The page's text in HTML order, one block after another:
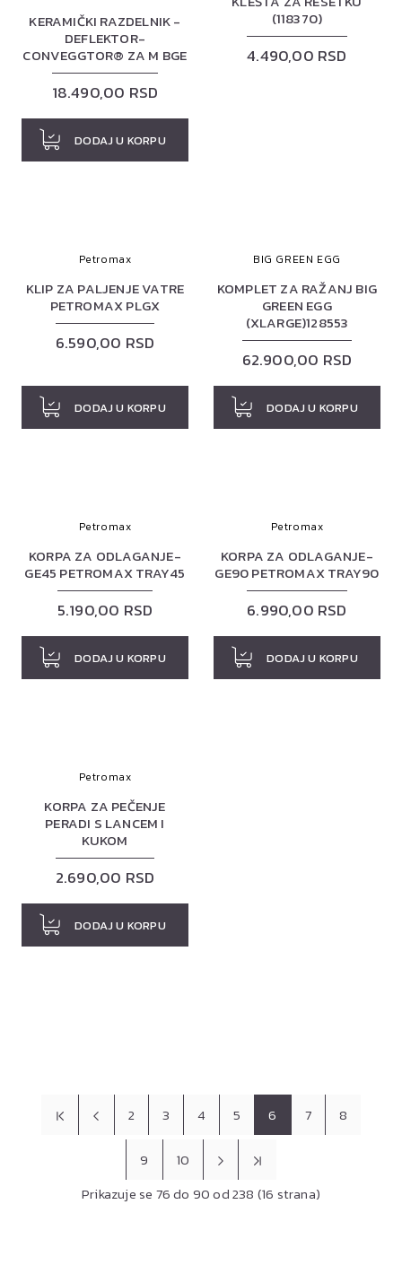
KERAMIČKI RAZDELNIK -
DEFLEKTOR-
CONVEGGTOR® ZA M BGE
18.490,00 RSD
DODAJ U KORPU
(118370)
4.490,00 RSD
Petromax
KLIP ZA PALJENJE VATRE
PETROMAX PLGX
6.590,00 RSD
DODAJ U KORPU
BIG GREEN EGG
KOMPLET ZA RAŽANJ BIG
GREEN EGG
(XLARGE)128553
62.900,00 RSD
DODAJ U KORPU
Petromax
KORPA ZA ODLAGANJE-
GE45 PETROMAX TRAY45
5.190,00 RSD
DODAJ U KORPU
Petromax
KORPA ZA ODLAGANJE-
GE90 PETROMAX TRAY90
6.990,00 RSD
DODAJ U KORPU
Petromax
KORPA ZA PEČENJE
PERADI S LANCEM I
KUKOM
2.690,00 RSD
DODAJ U KORPU
2 3 4 5 6 7 8
9
10
Prikazuje se 76 do 90 od 238 (16 strana)